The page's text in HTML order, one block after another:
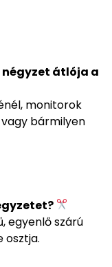
átlója a
monitorok
bármilyen
egyenlő szárú
osztja.